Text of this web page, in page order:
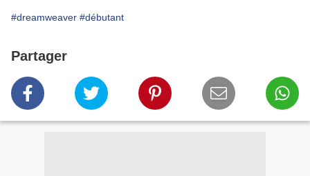
#dreamweaver #débutant
Partager